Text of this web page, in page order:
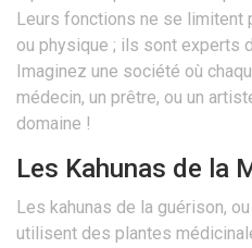
Leurs fonctions ne se limitent
ou physique ; ils sont experts
Imaginez une société où
médecin, un prêtre, ou un
domaine !
Les Kahunas de la
Les kahunas de la guérison, ou
utilisent des plantes